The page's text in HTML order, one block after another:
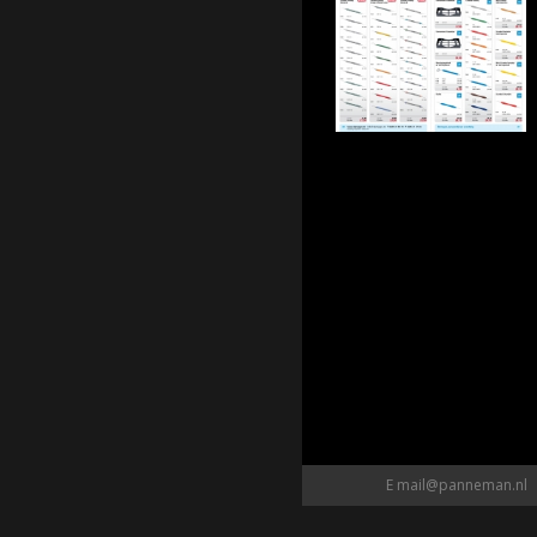
E mail@panneman.nl